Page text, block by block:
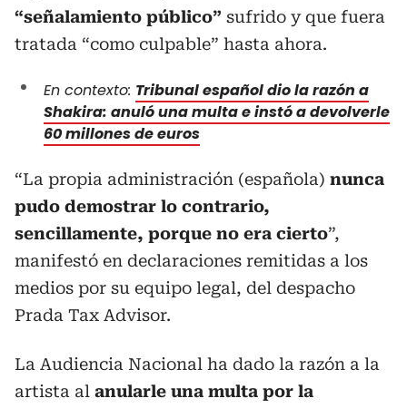
“señalamiento público” sufrido y que fuera
tratada “como culpable” hasta ahora.
En contexto: Tribunal español dio la razón a
Shakira: anuló una multa e instó a devolverle
60 millones de euros
“La propia administración (española) nunca
pudo demostrar lo contrario,
sencillamente, porque no era cierto”,
manifestó en declaraciones remitidas a los
medios por su equipo legal, del despacho
Prada Tax Advisor.
La Audiencia Nacional ha dado la razón a la
artista al anularle una multa por la